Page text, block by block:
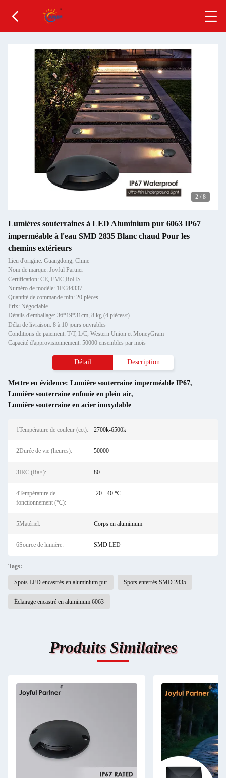
2 / 8
Lumières souterraines à LED Aluminium pur 6063 IP67
imperméable à l'eau SMD 2835 Blanc chaud Pour les
chemins extérieurs
Lieu d'origine: Guangdong, Chine
Nom de marque: Joyful Partner
Certification: CE, EMC,RoHS
Numéro de modèle: 1EC84337
Quantité de commande min: 20 pièces
Prix: Négociable
Détails d'emballage: 36*19*31cm, 8 kg (4 pièces/t)
Délai de livraison: 8 à 10 jours ouvrables
Conditions de paiement: T/T, L/C, Western Union et MoneyGram
Capacité d'approvisionnement: 50000 ensembles par mois
Détail Description
Mettre en évidence: Lumière souterraine imperméable IP67,
Lumière souterraine enfouie en plein air,
Lumière souterraine en acier inoxydable
1Température de couleur (cct): 2700k-6500k
2Durée de vie (heures): 50000
3IRC (Ra>): 80
4Température de
fonctionnement (℃):
-20 - 40 ℃
5Matériel: Corps en aluminium
6Source de lumière: SMD LED
Tags:
Spots LED encastrés en aluminium pur Spots enterrés SMD 2835
Éclairage encastré en aluminium 6063
Produits Similaires